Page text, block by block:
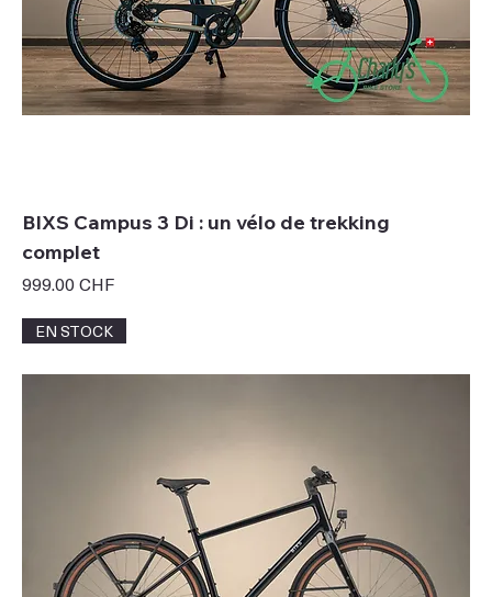
BIXS Campus 3 Di : un vélo de trekking
complet
Prix
999.00 CHF
EN STOCK